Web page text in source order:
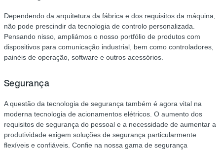
Dependendo da arquitetura da fábrica e dos requisitos da máquina,
não pode prescindir da tecnologia de controlo personalizada.
Pensando nisso, ampliámos o nosso portfólio de produtos com
dispositivos para comunicação industrial, bem como controladores,
painéis de operação, software e outros acessórios.
Segurança
A questão da tecnologia de segurança também é agora vital na
moderna tecnologia de acionamentos elétricos. O aumento dos
requisitos de segurança do pessoal e a necessidade de aumentar a
produtividade exigem soluções de segurança particularmente
flexíveis e confiáveis. Confie na nossa gama de segurança